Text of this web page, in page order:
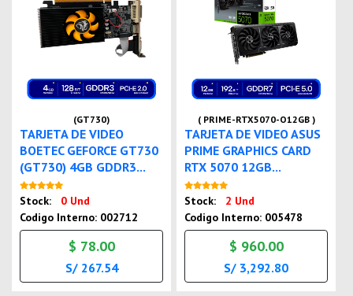
(GT730)
TARJETA DE VIDEO
BOETEC GEFORCE GT730
(GT730) 4GB GDDR3...
Stock:
0 Und
Codigo Interno: 002712
$ 78.00
S/ 267.54
( PRIME-RTX5070-O12GB )
TARJETA DE VIDEO ASUS
PRIME GRAPHICS CARD
RTX 5070 12GB...
Stock:
2 Und
Codigo Interno: 005478
$ 960.00
S/ 3,292.80